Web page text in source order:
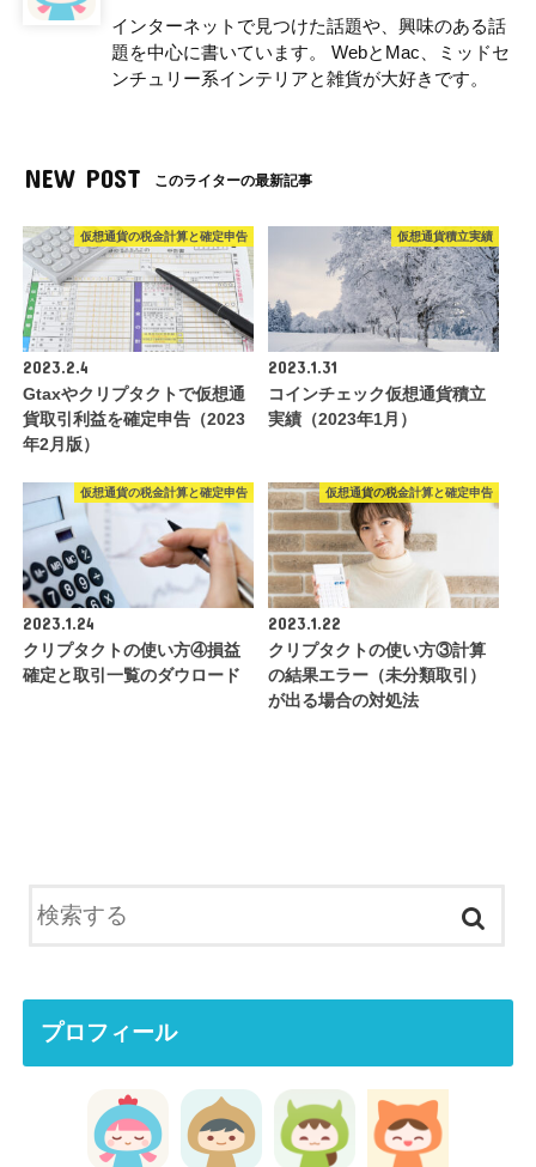
インターネットで見つけた話題や、興味のある話
題を中心に書いています。 WebとMac、ミッドセ
ンチュリー系インテリアと雑貨が大好きです。
NEW POST このライターの最新記事
仮想通貨の税金計算と確定申告
2023.2.4
Gtaxやクリプタクトで仮想通
貨取引利益を確定申告（2023
年2月版）
仮想通貨積立実績
2023.1.31
コインチェック仮想通貨積立
実績（2023年1月）
仮想通貨の税金計算と確定申告
2023.1.24
クリプタクトの使い方④損益
確定と取引一覧のダウロード
仮想通貨の税金計算と確定申告
2023.1.22
クリプタクトの使い方③計算
の結果エラー（未分類取引）
が出る場合の対処法
プロフィール